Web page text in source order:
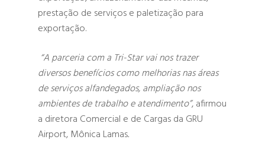
prestação de serviços e paletização para
exportação.
“A parceria com a Tri-Star vai nos trazer
diversos benefícios como melhorias nas áreas
de serviços alfandegados, ampliação nos
ambientes de trabalho e atendimento”, afirmou
a diretora Comercial e de Cargas da GRU
Airport, Mônica Lamas.